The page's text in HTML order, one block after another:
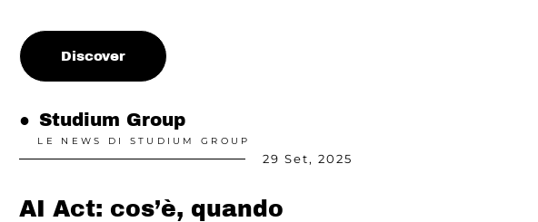
Discover
● Studium Group
LE NEWS DI STUDIUM GROUP
29 Set, 2025
AI Act: cos’è, quando